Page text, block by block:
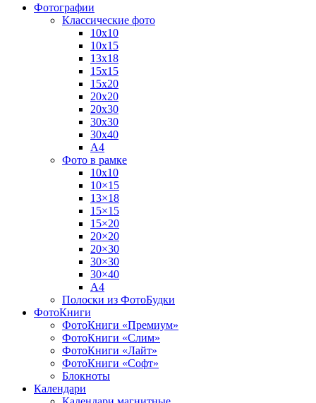
Фотографии
Классические фото
10х10
10х15
13х18
15х15
15х20
20х20
20х30
30х30
30х40
А4
Фото в рамке
10х10
10×15
13×18
15×15
15×20
20×20
20×30
30×30
30×40
A4
Полоски из ФотоБудки
ФотоКниги
ФотоКниги «Премиум»
ФотоКниги «Слим»
ФотоКниги «Лайт»
ФотоКниги «Софт»
Блокноты
Календари